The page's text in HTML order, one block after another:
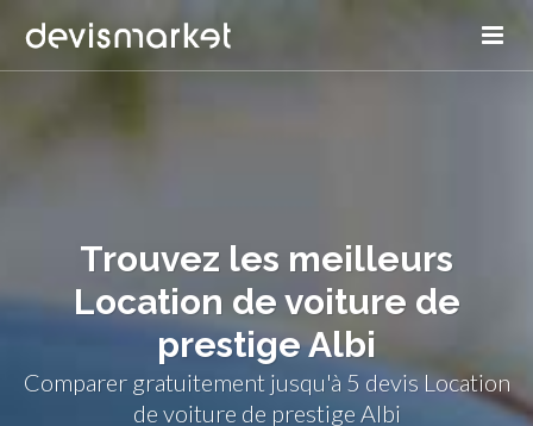
Trouvez les meilleurs
Location de voiture de
prestige Albi
Comparer gratuitement jusqu'à 5 devis Location
de voiture de prestige Albi